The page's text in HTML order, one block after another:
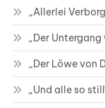
„Allerlei
„Der
„Der Löwe von
„Und alle so